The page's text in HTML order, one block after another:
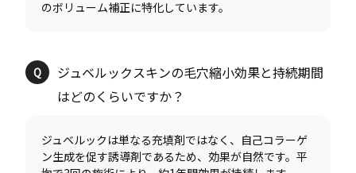
ジュベルックスキンの毛穴縮小効果と持続期間
ジュベルックは単なる充填剤ではなく、自己コラーゲ
ン生成を促す誘導剤であるため、効果が自然です。平